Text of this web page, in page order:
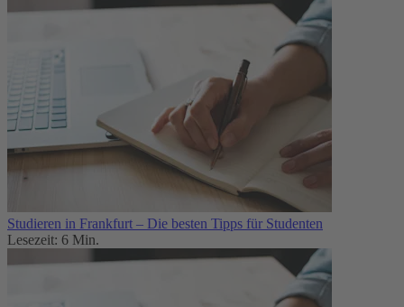
Studieren in Frankfurt – Die besten Tipps für Studenten
Lesezeit: 6 Min.